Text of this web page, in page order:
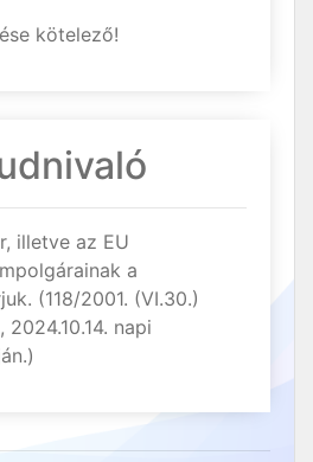
kötelező!
illetve az EU
a
(118/2001. (VI.30.)
napi